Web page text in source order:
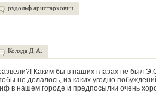
рудольф аристархович
Коляда Д.А.
Каким бы в наших глазах не был
не делалось, из каких угодно
в нашем городе и предпосылки очень